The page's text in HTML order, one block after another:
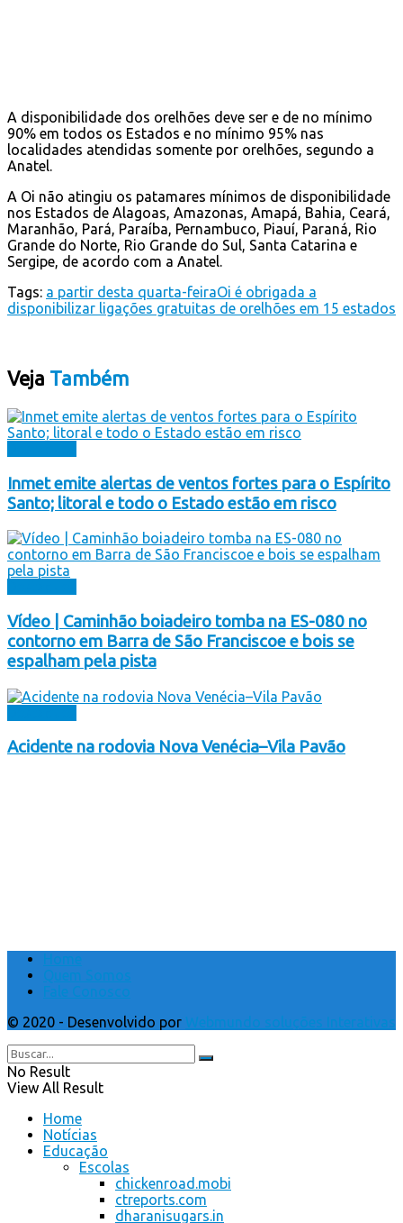
A disponibilidade dos orelhões deve ser e de no mínimo
90% em todos os Estados e no mínimo 95% nas
localidades atendidas somente por orelhões, segundo a
Anatel.
A Oi não atingiu os patamares mínimos de disponibilidade
nos Estados de Alagoas, Amazonas, Amapá, Bahia, Ceará,
Maranhão, Pará, Paraíba, Pernambuco, Piauí, Paraná, Rio
Grande do Norte, Rio Grande do Sul, Santa Catarina e
Sergipe, de acordo com a Anatel.
Tags: a partir desta quarta-feiraOi é obrigada a
disponibilizar ligações gratuitas de orelhões em 15 estados
Veja Também
Inmet emite alertas de ventos fortes para o Espírito
Santo; litoral e todo o Estado estão em risco
Vídeo | Caminhão boiadeiro tomba na ES-080 no
contorno em Barra de São Franciscoe e bois se
espalham pela pista
Acidente na rodovia Nova Venécia–Vila Pavão
Home
Quem Somos
Fale Conosco
© 2020 - Desenvolvido por Webmundo soluções Interativas
No Result
View All Result
Home
Notícias
Educação
Escolas
chickenroad.mobi
ctreports.com
dharanisugars.in